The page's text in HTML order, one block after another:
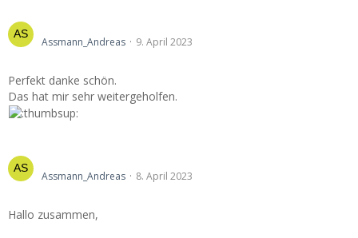
Assmann_Andreas 9. April 2023
Perfekt danke schön.
Das hat mir sehr weitergeholfen.
Assmann_Andreas 8. April 2023
Hallo zusammen,